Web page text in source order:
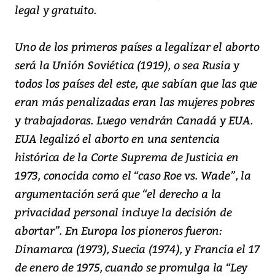
legal y gratuito.
Uno de los primeros países a legalizar el aborto
será la Unión Soviética (1919), o sea Rusia y
todos los países del este, que sabían que las que
eran más penalizadas eran las mujeres pobres
y trabajadoras. Luego vendrán Canadá y EUA.
EUA legalizó el aborto en una sentencia
histórica de la Corte Suprema de Justicia en
1973, conocida como el “caso Roe vs. Wade”, la
argumentación será que “el derecho a la
privacidad personal incluye la decisión de
abortar”. En Europa los pioneros fueron:
Dinamarca (1973), Suecia (1974), y Francia el 17
de enero de 1975, cuando se promulga la “Ley